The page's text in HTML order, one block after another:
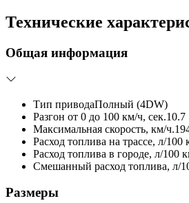
Технические
Общая информация
Тип приводаПолный (4DW)
Разгон от 0 до 100 км/ч, сек.10.7
Максимальная скорость, км/ч.
Расход топлива на трассе, л/100
Расход топлива в городе, л/100
Смешанный расход топлива, л/
Размеры